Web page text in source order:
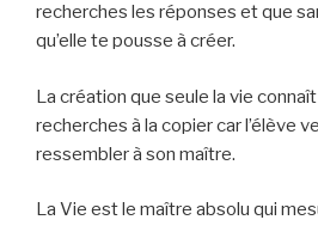
recherches les réponses et que
qu’elle te pousse à créer.
La création que seule la vie connaît
recherches à la copier car l’élève
ressembler à son maître.
La Vie est le maître absolu qui